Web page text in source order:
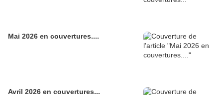
Mai 2026 en couvertures....
Avril 2026 en couvertures...